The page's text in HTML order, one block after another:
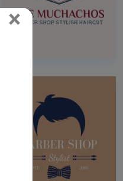
× Close